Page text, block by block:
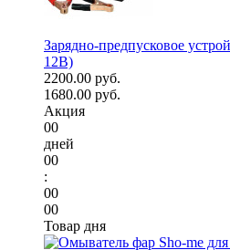
Зарядно-предпусковое
12В)
2200.00 руб.
1680.00 руб.
Акция
00
дней
00
:
00
00
Товар дня